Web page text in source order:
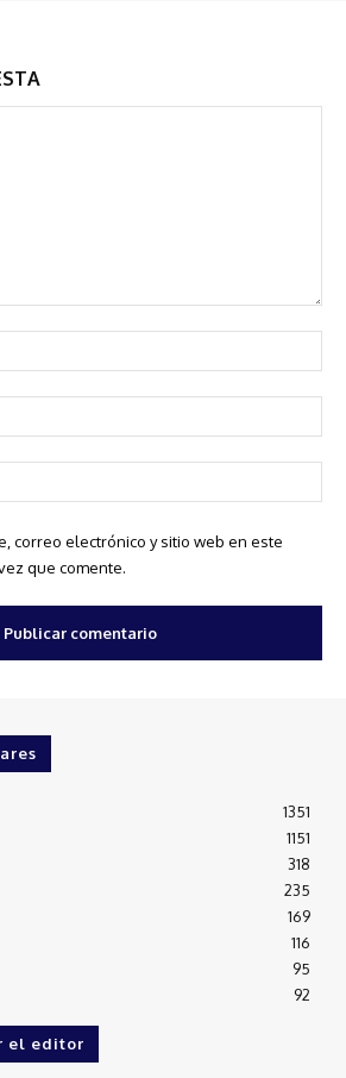
correo electrónico y sitio web en este
que comente.
1351
1151
318
235
169
116
95
92
el editor